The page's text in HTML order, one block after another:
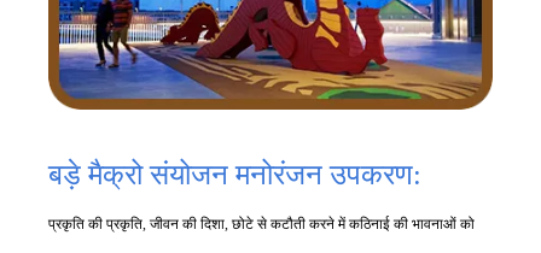
बड़े मैक्रो संयोजन मनोरंजन उपकरण:
प्रकृति की प्रकृति, जीवन की दिशा, छोटे से कटौती करने में कठिनाई की भावनाओं को